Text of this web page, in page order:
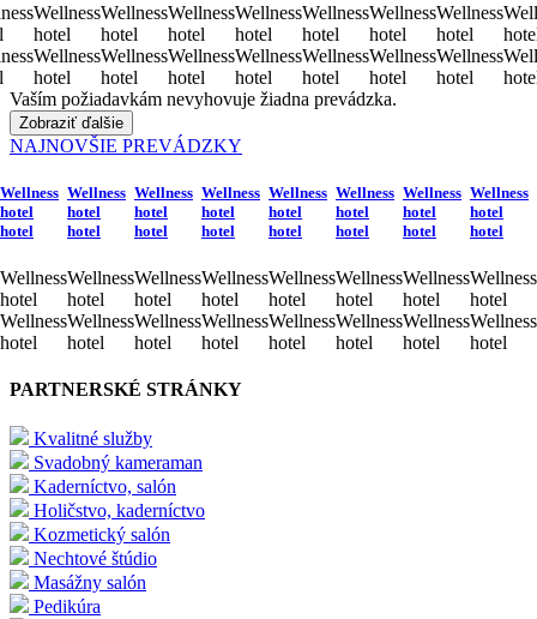
Wellness
hotel
Wellness
hotel
Wellness
hotel
Wellness
hotel
Wellness
hotel
Wellness
hotel
Wellness
hotel
Wellness
hotel
Wellness
hotel
Wellness
hotel
Wellness
hotel
Wellness
hotel
Wellness
hotel
Wellness
hotel
Vaším požiadavkám nevyhovuje žiadna prevádzka.
Zobraziť ďalšie
NAJNOVŠIE PREVÁDZKY
Wellness
hotel
hotel
Wellness
hotel
Wellness
hotel
Wellness
hotel
hotel
Wellness
hotel
Wellness
hotel
Wellness
hotel
hotel
Wellness
hotel
Wellness
hotel
Wellness
hotel
hotel
Wellness
hotel
Wellness
hotel
Wellness
hotel
hotel
Wellness
hotel
Wellness
hotel
Wellness
hotel
hotel
Wellness
hotel
Wellness
hotel
Wellness
hotel
hotel
Wellness
hotel
Wellness
hotel
Wellness
hotel
hotel
Wellness
hotel
Wellness
hotel
PARTNERSKÉ STRÁNKY
Kvalitné služby
Svadobný kameraman
Kaderníctvo, salón
Holičstvo, kaderníctvo
Kozmetický salón
Nechtové štúdio
Masážny salón
Pedikúra